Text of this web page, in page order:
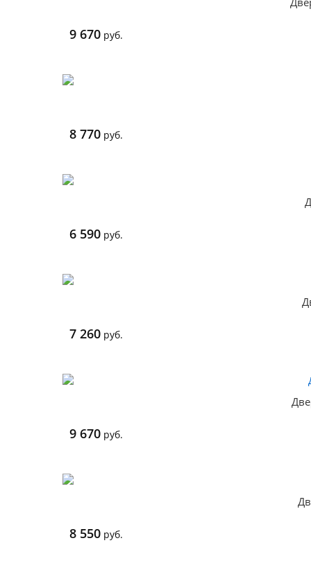
9 670 руб.
8 770 руб.
6 590 руб.
7 260 руб.
9 670 руб.
8 550 руб.